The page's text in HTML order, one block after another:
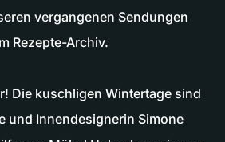
vergangenen Sendungen
Rezepte-Archiv.
Die kuschligen Wintertage sind
und Innendesignerin Simone